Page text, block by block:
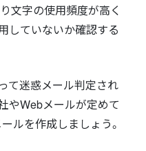
文字の使用頻度が高く
していないか確認する
て迷惑メール判定され
やWebメールが定めて
ルを作成しましょう。